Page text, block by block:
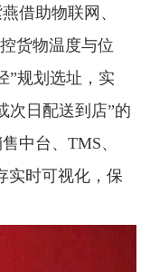
借助物联网、
货物温度与位
”规划选址，实
次日配送到店”的
中台、TMS、
实时可视化，保